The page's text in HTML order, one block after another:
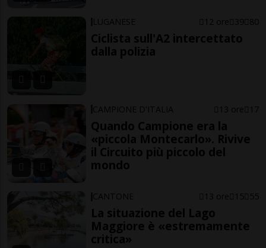
LUGANESE 12 ore 39 80
Ciclista sull'A2 intercettato
dalla polizia
CAMPIONE D'ITALIA 13 ore 17
Quando Campione era la
«piccola Montecarlo». Rivive
il Circuito più piccolo del
mondo
CANTONE 13 ore 15 55
La situazione del Lago
Maggiore è «estremamente
critica»